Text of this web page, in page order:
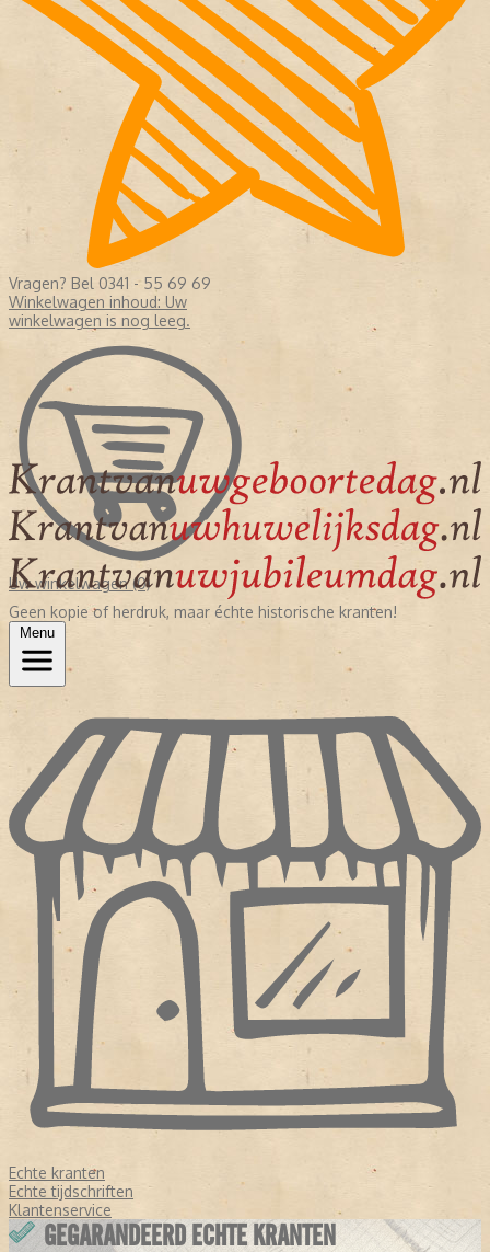
Vragen? Bel 0341 - 55 69 69
Winkelwagen inhoud: Uw
winkelwagen is nog leeg.
Uw winkelwagen (0)
Geen kopie of herdruk, maar échte historische kranten!
Menu
Echte kranten
Echte tijdschriften
Klantenservice
GEGARANDEERD ECHTE KRANTEN